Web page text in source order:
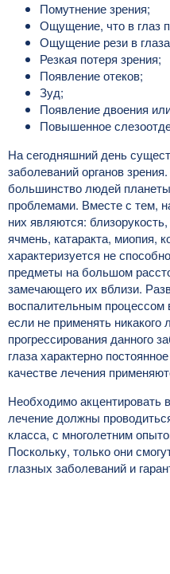
Помутнение зрения;
Ощущение, что в глаз
Ощущение рези в
Резкая потеря зрения;
Появление отеков;
Зуд;
Появление двоения
Повышенное
На сегодняшний день
заболеваний органов
большинство людей
проблемами. Вместе с тем,
них являются:
ячмень, катаракта, миопия,
характеризуется не
предметы на большом
замечающего их вблизи.
воспалительным процессом
если не применять никакого
прогрессирования данного
глаза характерно
качестве лечения
Необходимо акцентировать
лечение должны
класса, с многолетним
Поскольку, только они
глазных заболеваний и